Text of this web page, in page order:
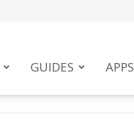
GUIDES APPS